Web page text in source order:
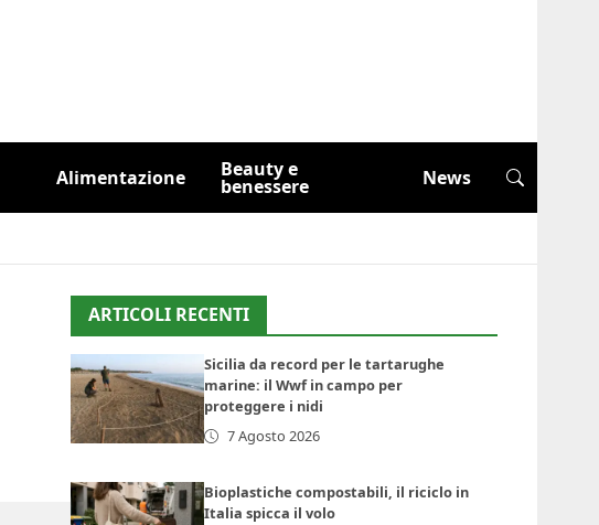
Alimentazione Beauty e
benessere News
ARTICOLI RECENTI
Sicilia da record per le tartarughe
marine: il Wwf in campo per
proteggere i nidi
7 Agosto 2026
Bioplastiche compostabili, il riciclo in
Italia spicca il volo